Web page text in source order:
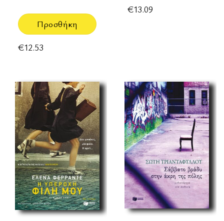
Προσθήκη
€12.53
€13.09